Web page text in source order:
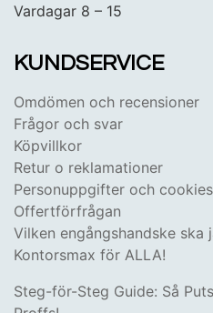
Vardagar 8 – 15
KUNDSERVICE
Omdömen och recensioner
Frågor och svar
Köpvillkor
Retur o reklamationer
Personuppgifter och cookies
Offertförfrågan
Vilken engångshandske ska
Kontorsmax för ALLA!
Steg-för-Steg Guide: Så